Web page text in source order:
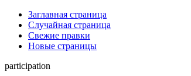
Заглавная страница
Случайная страница
Свежие правки
Новые страницы
participation